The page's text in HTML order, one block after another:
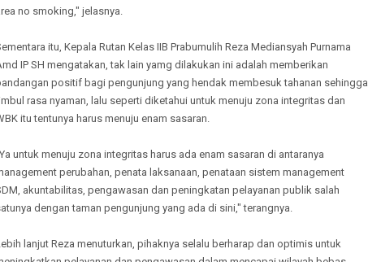
no smoking," jelasnya.
itu, Kepala Rutan Kelas IIB Prabumulih Reza Mediansyah Purnama
IP SH mengatakan, tak lain yamg dilakukan ini adalah memberikan
positif bagi pengunjung yang hendak membesuk tahanan sehingga
rasa nyaman, lalu seperti diketahui untuk menuju zona integritas dan
itu tentunya harus menuju enam sasaran.
untuk menuju zona integritas harus ada enam sasaran di antaranya
perubahan, penata laksanaan, penataan sistem management
akuntabilitas, pengawasan dan peningkatan pelayanan publik salah
dengan taman pengunjung yang ada di sini," terangnya.
lanjut Reza menuturkan, pihaknya selalu berharap dan optimis untuk